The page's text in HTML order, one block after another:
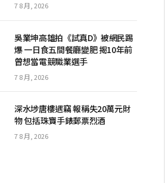
7 8 月, 2026
吳業坤高雄拍《試真D》被網民踢
爆 一日食五間餐廳變肥 揭10年前
曾想當電競職業選手
7 8 月, 2026
深水埗唐樓遇竊 報稱失20萬元財
物 包括珠寶手錶郵票烈酒
7 8 月, 2026